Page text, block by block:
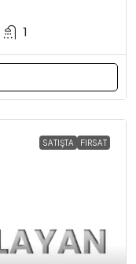
1
SATIŞTA FIRSAT